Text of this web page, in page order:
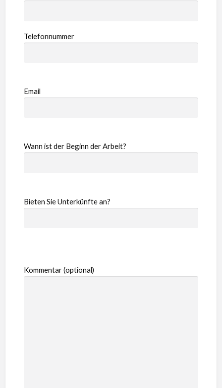
Telefonnummer
Email
Wann ist der Beginn der Arbeit?
Bieten Sie Unterkünfte an?
Kommentar (optional)